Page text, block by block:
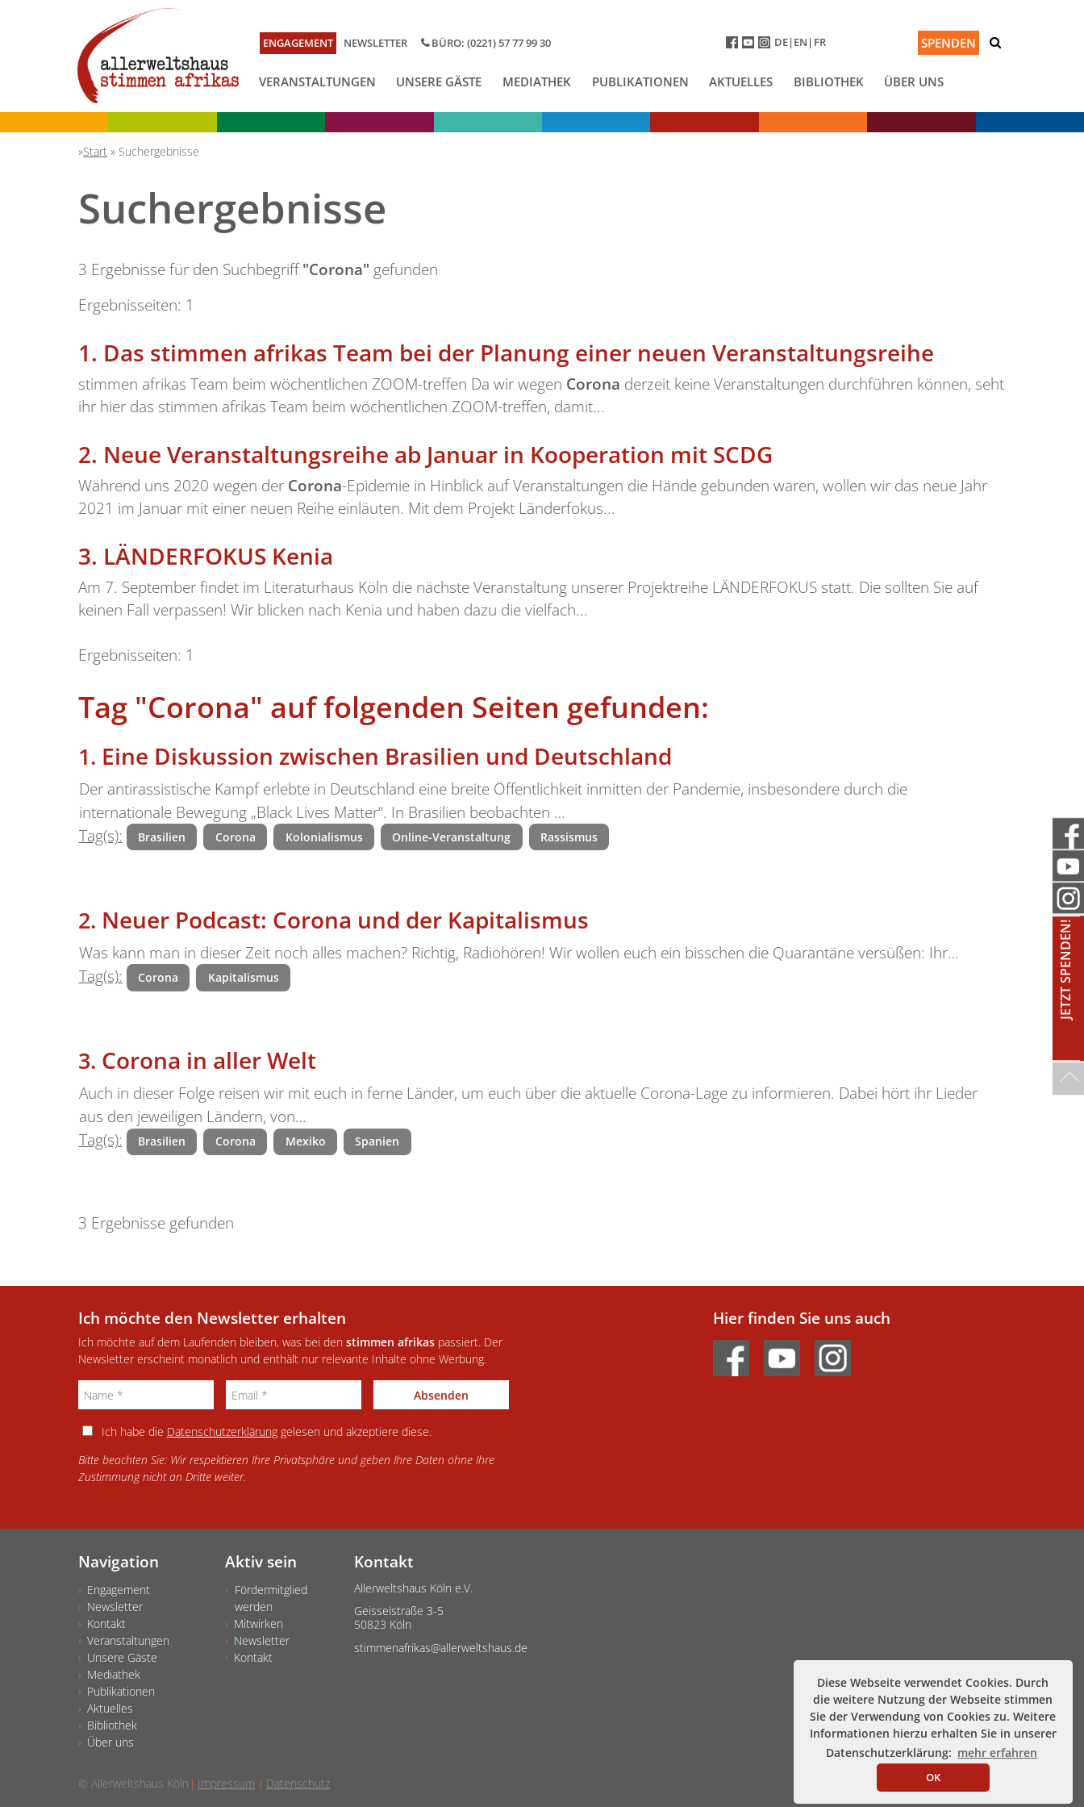
Diese Webseite verwendet Cookies. Durch
die weitere Nutzung der Webseite stimmen
Sie der Verwendung von Cookies zu. Weitere
Informationen hierzu erhalten Sie in unserer
Datenschutzerklärung: mehr erfahren
OK
BÜRO: (0221) 57 77 99 30 SPENDEN
ENGAGEMENT NEWSLETTER DE EN FR
VERANSTALTUNGEN UNSERE GÄSTE MEDIATHEK PUBLIKATIONEN AKTUELLES BIBLIOTHEK ÜBER UNS
JETZT SPENDEN!
Start » Suchergebnisse
Suchergebnisse
3 Ergebnisse für den Suchbegriff"Corona" gefunden
Ergebnisseiten: 1
1. Das stimmen afrikas Team bei der Planung einer neuen Veranstaltungsreihe
stimmen afrikas Team beim wöchentlichen ZOOM-treffen Da wir wegen Corona derzeit keine Veranstaltungen durchführen können, seht
ihr hier das stimmen afrikas Team beim wöchentlichen ZOOM-treffen, damit...
2. Neue Veranstaltungsreihe ab Januar in Kooperation mit SCDG
Während uns 2020 wegen der Corona-Epidemie in Hinblick auf Veranstaltungen die Hände gebunden waren, wollen wir das neue Jahr
2021 im Januar mit einer neuen Reihe einläuten. Mit dem Projekt Länderfokus...
3. LÄNDERFOKUS Kenia
Am 7. September findet im Literaturhaus Köln die nächste Veranstaltung unserer Projektreihe LÄNDERFOKUS statt. Die sollten Sie auf
keinen Fall verpassen! Wir blicken nach Kenia und haben dazu die vielfach...
Ergebnisseiten: 1
Tag "Corona" auf folgenden Seiten gefunden:
Eine Diskussion zwischen Brasilien und Deutschland
Der antirassistische Kampf erlebte in Deutschland eine breite Öffentlichkeit inmitten der Pandemie, insbesondere durch die
internationale Bewegung „Black Lives Matter“. In Brasilien beobachten …
Tag(s):
Brasilien Corona Kolonialismus Online-Veranstaltung Rassismus
Neuer Podcast: Corona und der Kapitalismus
Was kann man in dieser Zeit noch alles machen? Richtig, Radiohören! Wir wollen euch ein bisschen die Quarantäne versüßen: Ihr…
Tag(s):
Corona Kapitalismus
Corona in aller Welt
Auch in dieser Folge reisen wir mit euch in ferne Länder, um euch über die aktuelle Corona-Lage zu informieren. Dabei hört ihr Lieder
aus den jeweiligen Ländern, von…
Tag(s):
Brasilien Corona Mexiko Spanien
3 Ergebnisse gefunden
Ich möchte den Newsletter erhalten
Ich möchte auf dem Laufenden bleiben, was bei den stimmen afrikas passiert. Der
Newsletter erscheint monatlich und enthält nur relevante Inhalte ohne Werbung.
Absenden
Ich habe die Datenschutzerklärunggelesen und akzeptiere diese.
Bitte beachten Sie: Wir respektieren Ihre Privatsphäre und geben Ihre Daten ohne Ihre
Zustimmung nicht an Dritte weiter.
Hier finden Sie uns auch
Navigation
Engagement
Newsletter
Kontakt
Veranstaltungen
Unsere Gäste
Mediathek
Publikationen
Aktuelles
Bibliothek
Über uns
Aktiv sein
Fördermitglied
werden
Mitwirken
Newsletter
Kontakt
Kontakt
Allerweltshaus Köln e.V.
Geisselstraße 3-5
50823 Köln
stimmenafrikas@allerweltshaus.de
© Allerweltshaus Köln Impressum Datenschutz